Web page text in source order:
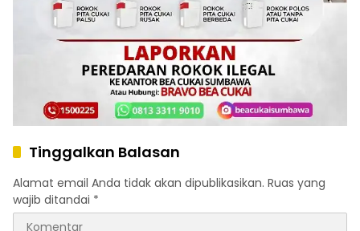
Tinggalkan Balasan
Alamat email Anda tidak akan dipublikasikan. Ruas yang
wajib ditandai *